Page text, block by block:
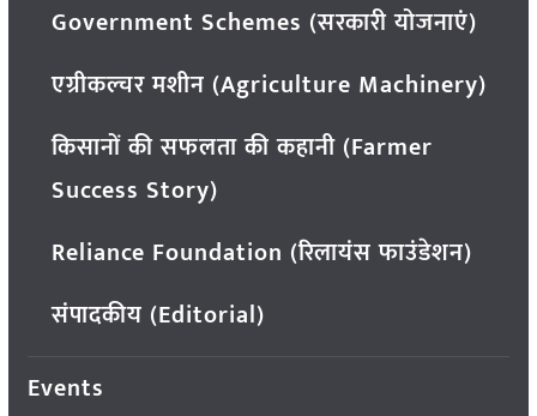
Government Schemes (सरकारी योजनाएं)
एग्रीकल्चर मशीन (Agriculture Machinery)
किसानों की सफलता की कहानी (Farmer
Success Story)
Reliance Foundation (रिलायंस फाउंडेशन)
संपादकीय (Editorial)
Events